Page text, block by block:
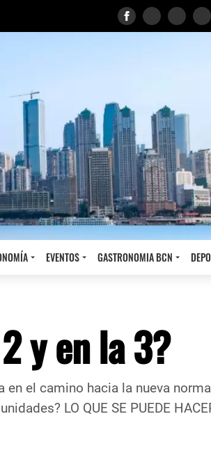
EVENTOS GASTRONOMIA BCN
y en la 3?
el camino hacia la nueva
LO QUE SE PUEDE